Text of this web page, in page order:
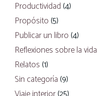
Productividad (4)
Propósito (5)
Publicar un libro (4)
Reflexiones sobre la vida
Relatos (1)
Sin categoría (9)